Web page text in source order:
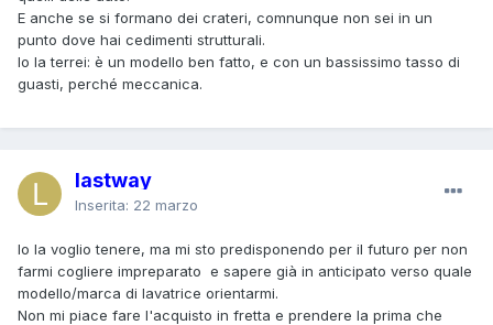
E anche se si formano dei crateri, comnunque non sei in un
punto dove hai cedimenti strutturali.
Io la terrei: è un modello ben fatto, e con un bassissimo tasso di
guasti, perché meccanica.
lastway
Inserita: 22 marzo
Io la voglio tenere, ma mi sto predisponendo per il futuro per non
farmi cogliere impreparato e sapere già in anticipato verso quale
modello/marca di lavatrice orientarmi.
Non mi piace fare l'acquisto in fretta e prendere la prima che